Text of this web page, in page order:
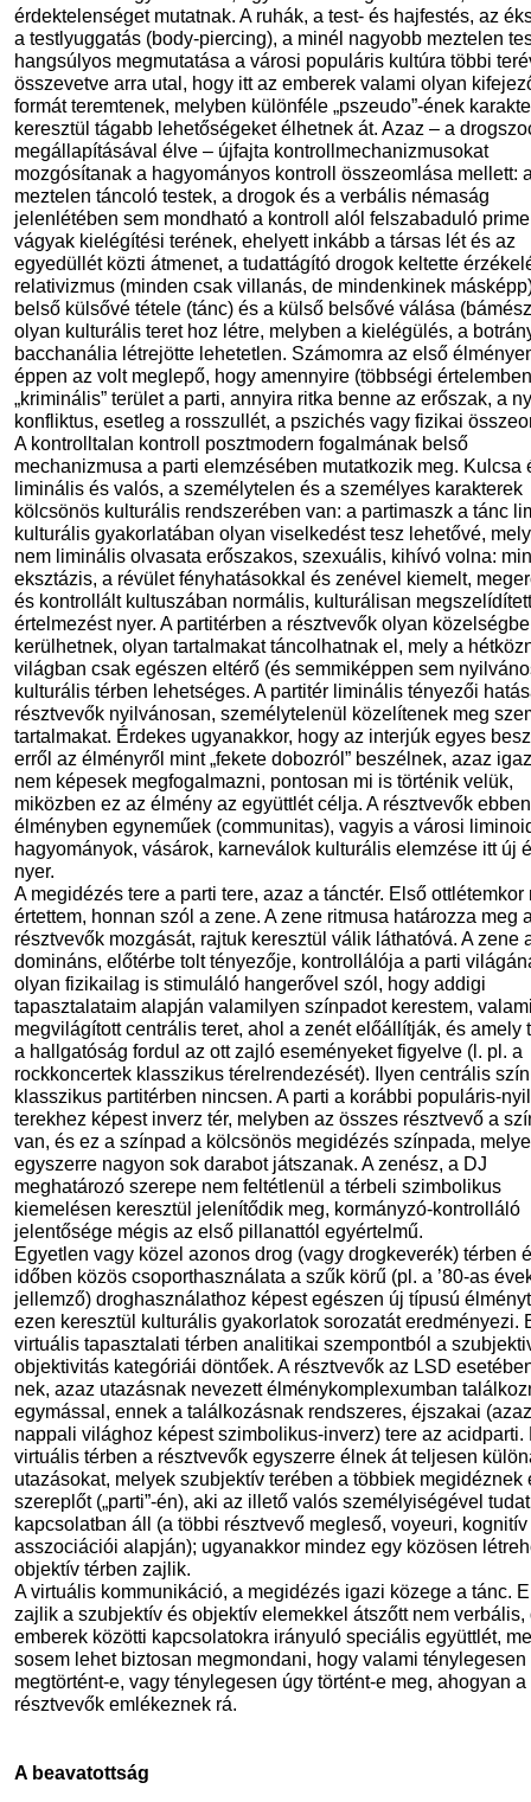
érdektelenséget mutatnak. A ruhák, a test- és hajfestés, az
a testlyuggatás (body-piercing), a minél nagyobb meztelen
hangsúlyos megmutatása a városi populáris kultúra többi
összevetve arra utal, hogy itt az emberek valami olyan
formát teremtenek, melyben különféle „pszeudo”-ének
keresztül tágabb lehetőségeket élhetnek át. Azaz – a
megállapításával élve – újfajta kontrollmechanizmusokat
mozgósítanak a hagyományos kontroll összeomlása mellett:
meztelen táncoló testek, a drogok és a verbális némaság
jelenlétében sem mondható a kontroll alól felszabaduló
vágyak kielégítési terének, ehelyett inkább a társas lét és az
egyedüllét közti átmenet, a tudattágító drogok keltette
relativizmus (minden csak villanás, de mindenkinek
belső külsővé tétele (tánc) és a külső belsővé válása
olyan kulturális teret hoz létre, melyben a kielégülés, a
bacchanália létrejötte lehetetlen. Számomra az első
éppen az volt meglepő, hogy amennyire (többségi
„kriminális” terület a parti, annyira ritka benne az erőszak, a
konfliktus, esetleg a rosszullét, a pszichés vagy fizikai
A kontrolltalan kontroll posztmodern fogalmának belső
mechanizmusa a parti elemzésében mutatkozik meg. Kulcsa
liminális és valós, a személytelen és a személyes karakterek
kölcsönös kulturális rendszerében van: a partimaszk a tánc
kulturális gyakorlatában olyan viselkedést tesz lehetővé,
nem liminális olvasata erőszakos, szexuális, kihívó volna:
eksztázis, a révület fényhatásokkal és zenével kiemelt,
és kontrollált kultuszában normális, kulturálisan megszelídített
értelmezést nyer. A partitérben a résztvevők olyan közelségbe
kerülhetnek, olyan tartalmakat táncolhatnak el, mely a
világban csak egészen eltérő (és semmiképpen sem
kulturális térben lehetséges. A partitér liminális tényezői
résztvevők nyilvánosan, személytelenül közelítenek meg
tartalmakat. Érdekes ugyanakkor, hogy az interjúk egyes
erről az élményről mint „fekete dobozról” beszélnek, azaz
nem képesek megfogalmazni, pontosan mi is történik velük,
miközben ez az élmény az együttlét célja. A résztvevők
élményben egyneműek (communitas), vagyis a városi
hagyományok, vásárok, karneválok kulturális elemzése itt új
nyer.
A megidézés tere a parti tere, azaz a tánctér. Első ottlétemkor
értettem, honnan szól a zene. A zene ritmusa határozza meg
résztvevők mozgását, rajtuk keresztül válik láthatóvá. A zene
domináns, előtérbe tolt tényezője, kontrollálója a parti
olyan fizikailag is stimuláló hangerővel szól, hogy addigi
tapasztalataim alapján valamilyen színpadot kerestem,
megvilágított centrális teret, ahol a zenét előállítják, és amely
a hallgatóság fordul az ott zajló eseményeket figyelve (l. pl. a
rockkoncertek klasszikus térelrendezését). Ilyen centrális
klasszikus partitérben nincsen. A parti a korábbi populáris-
terekhez képest inverz tér, melyben az összes résztvevő a
van, és ez a színpad a kölcsönös megidézés színpada,
egyszerre nagyon sok darabot játszanak. A zenész, a DJ
meghatározó szerepe nem feltétlenül a térbeli szimbolikus
kiemelésen keresztül jelenítődik meg, kormányzó-kontrolláló
jelentősége mégis az első pillanattól egyértelmű.
Egyetlen vagy közel azonos drog (vagy drogkeverék) térben
időben közös csoporthasználata a szűk körű (pl. a ’80-as
jellemző) droghasználathoz képest egészen új típusú
ezen keresztül kulturális gyakorlatok sorozatát eredményezi.
virtuális tapasztalati térben analitikai szempontból a
objektivitás kategóriái döntőek. A résztvevők az LSD esetében
nek, azaz utazásnak nevezett élménykomplexumban
egymással, ennek a találkozásnak rendszeres, éjszakai
nappali világhoz képest szimbolikus-inverz) tere az acidparti.
virtuális térben a résztvevők egyszerre élnek át teljesen
utazásokat, melyek szubjektív terében a többiek megidéznek
szereplőt („parti”-én), aki az illető valós személyiségével
kapcsolatban áll (a többi résztvevő megleső, voyeuri, kognitív
asszociációi alapján); ugyanakkor mindez egy közösen
objektív térben zajlik.
A virtuális kommunikáció, a megidézés igazi közege a tánc.
zajlik a szubjektív és objektív elemekkel átszőtt nem verbális,
emberek közötti kapcsolatokra irányuló speciális együttlét,
sosem lehet biztosan megmondani, hogy valami ténylegesen
megtörtént-e, vagy ténylegesen úgy történt-e meg, ahogyan a
résztvevők emlékeznek rá.
A beavatottság